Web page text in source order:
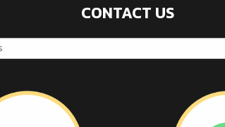
CONTACT US